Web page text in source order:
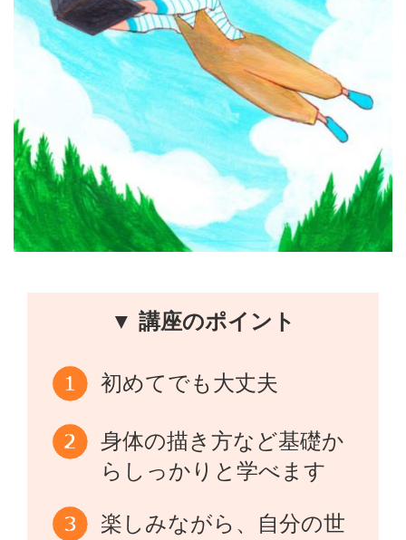
▼ 講座のポイント
初めてでも大丈夫
身体の描き方など基礎か
らしっかりと学べます
楽しみながら、自分の世